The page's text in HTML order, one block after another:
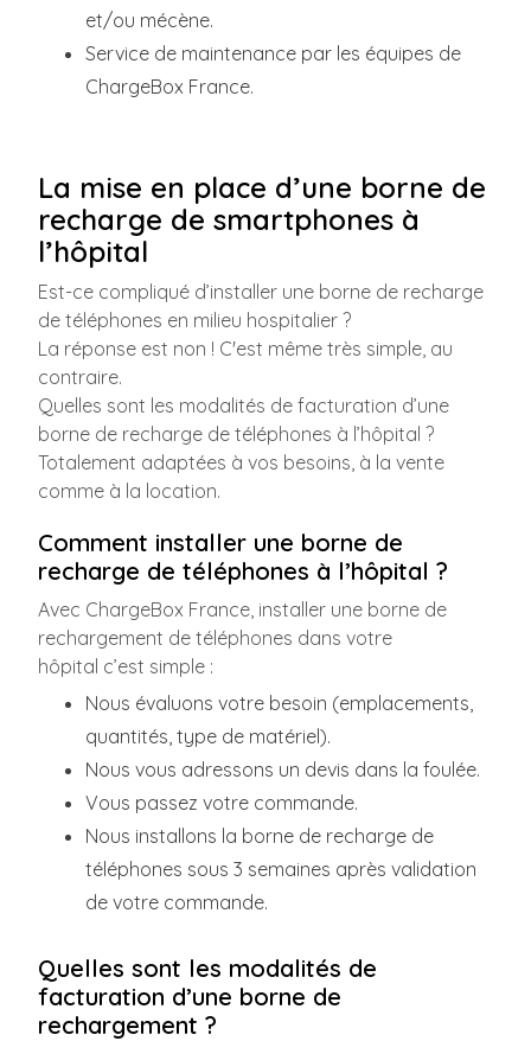
et/ou mécène.
Service de maintenance par les équipes de
ChargeBox France.
La mise en place d’une borne de
recharge de smartphones à
l’hôpital
Est-ce compliqué d’installer une borne de recharge
de téléphones en milieu hospitalier ?
La réponse est non ! C'est même très simple, au
contraire.
Quelles sont les modalités de facturation d’une
borne de recharge de téléphones à l’hôpital ?
Totalement adaptées à vos besoins, à la vente
comme à la location.
Comment installer une borne de
recharge de téléphones à l’hôpital ?
Avec ChargeBox France, installer une borne de
rechargement de téléphones dans votre
hôpital c’est simple :
Nous évaluons votre besoin (emplacements,
quantités, type de matériel).
Nous vous adressons un devis dans la foulée.
Vous passez votre commande.
Nous installons la borne de recharge de
téléphones sous 3 semaines après validation
de votre commande.
Quelles sont les modalités de
facturation d’une borne de
rechargement ?